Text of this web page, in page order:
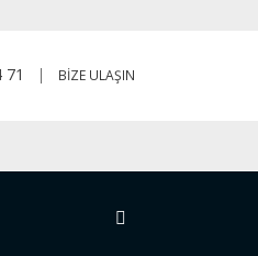
71 | BİZE ULAŞIN